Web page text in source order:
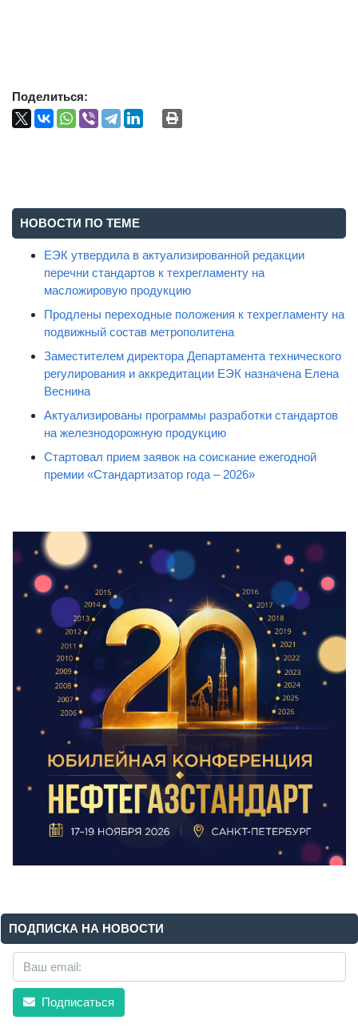
Поделиться:
НОВОСТИ ПО ТЕМЕ
ЕЭК утвердила в актуализированной редакции
перечни стандартов к техрегламенту на
масложировую продукцию
Продлены переходные положения к техрегламенту на
подвижный состав метрополитена
Заместителем директора Департамента технического
регулирования и аккредитации ЕЭК назначена Елена
Веснина
Актуализированы программы разработки стандартов
на железнодорожную продукцию
Стартовал прием заявок на соискание ежегодной
премии «Стандартизатор года – 2026»
ПОДПИСКА НА НОВОСТИ
Подписаться